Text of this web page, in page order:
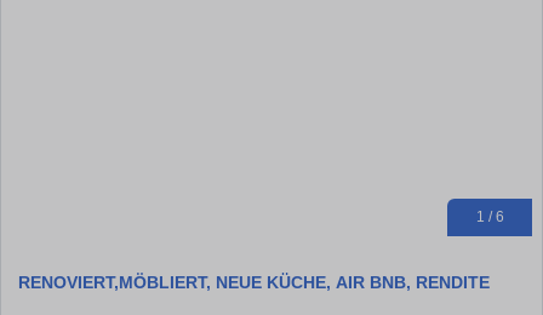
1 / 6
RENOVIERT,MÖBLIERT, NEUE KÜCHE, AIR BNB, RENDITE